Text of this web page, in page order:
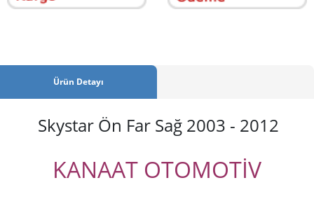
Ürün Detayı
Skystar Ön Far Sağ 2003 - 2012
KANAAT OTOMOTİV